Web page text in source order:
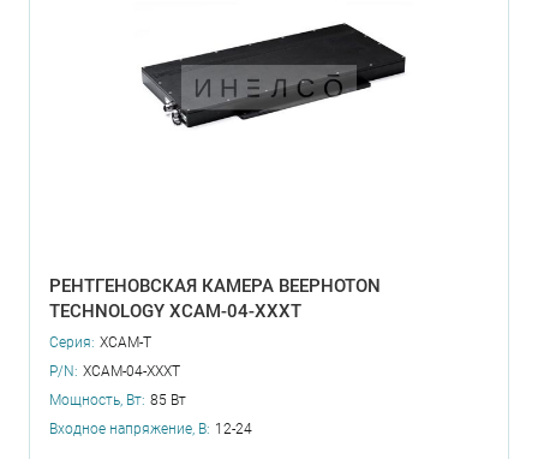
РЕНТГЕНОВСКАЯ КАМЕРА BEEPHOTON
TECHNOLOGY XCAM-04-XXXT
Серия: XCAM-T
P/N: XCAM-04-XXXT
Мощность, Вт: 85 Вт
Входное напряжение, В: 12-24